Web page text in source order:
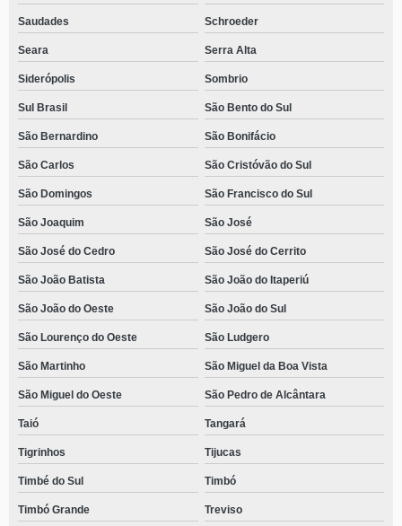
Saudades Schroeder
Seara Serra Alta
Siderópolis Sombrio
Sul Brasil São Bento do Sul
São Bernardino São Bonifácio
São Carlos São Cristóvão do Sul
São Domingos São Francisco do Sul
São Joaquim São José
São José do Cedro São José do Cerrito
São João Batista São João do Itaperiú
São João do Oeste São João do Sul
São Lourenço do Oeste São Ludgero
São Martinho São Miguel da Boa Vista
São Miguel do Oeste São Pedro de Alcântara
Taió Tangará
Tigrinhos Tijucas
Timbé do Sul Timbó
Timbó Grande Treviso